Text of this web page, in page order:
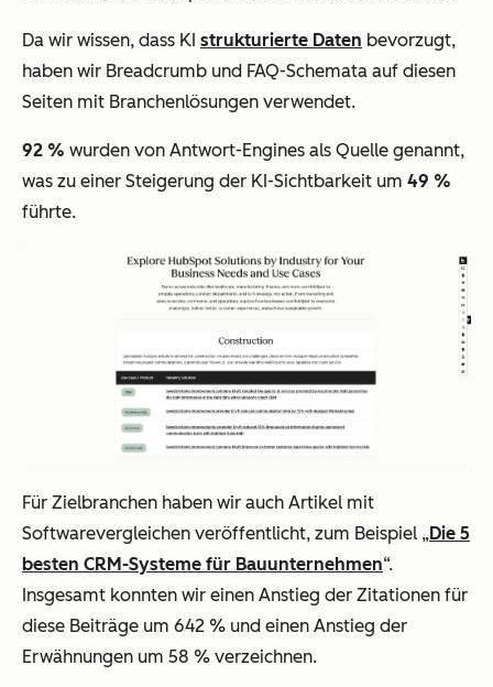
Da wir wissen, dass KI strukturierte Daten bevorzugt,
haben wir Breadcrumb und FAQ-Schemata auf diesen
Seiten mit Branchenlösungen verwendet.
92 % wurden von Antwort-Engines als Quelle genannt,
was zu einer Steigerung der KI-Sichtbarkeit um 49 %
führte.
Für Zielbranchen haben wir auch Artikel mit
Softwarevergleichen veröffentlicht, zum Beispiel „Die 5
besten CRM-Systeme für Bauunternehmen“.
Insgesamt konnten wir einen Anstieg der Zitationen für
diese Beiträge um 642 % und einen Anstieg der
Erwähnungen um 58 % verzeichnen.